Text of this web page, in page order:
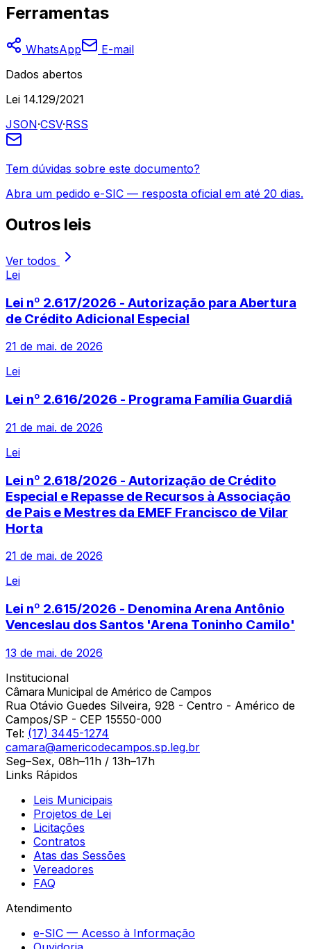
Ferramentas
WhatsApp
E-mail
Dados abertos
Lei 14.129/2021
JSON·CSV·RSS
Tem dúvidas sobre este documento?
Abra um pedido e-SIC — resposta oficial em até 20 dias.
Outros leis
Ver todos
Lei
Lei nº 2.617/2026 - Autorização para Abertura
de Crédito Adicional Especial
21 de mai. de 2026
Lei
Lei nº 2.616/2026 - Programa Família Guardiã
21 de mai. de 2026
Lei
Lei nº 2.618/2026 - Autorização de Crédito
Especial e Repasse de Recursos à Associação
de Pais e Mestres da EMEF Francisco de Vilar
Horta
21 de mai. de 2026
Lei
Lei nº 2.615/2026 - Denomina Arena Antônio
Venceslau dos Santos 'Arena Toninho Camilo'
13 de mai. de 2026
Institucional
Câmara Municipal de Américo de Campos
Rua Otávio Guedes Silveira, 928 - Centro - Américo de
Campos/SP - CEP 15550-000
Tel: (17) 3445-1274
camara@americodecampos.sp.leg.br
Seg–Sex, 08h–11h / 13h–17h
Links Rápidos
Leis Municipais
Projetos de Lei
Licitações
Contratos
Atas das Sessões
Vereadores
FAQ
Atendimento
e-SIC — Acesso à Informação